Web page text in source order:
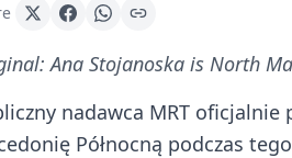
Ana Stojanoska is North
nadawca MRT
Północną podczas